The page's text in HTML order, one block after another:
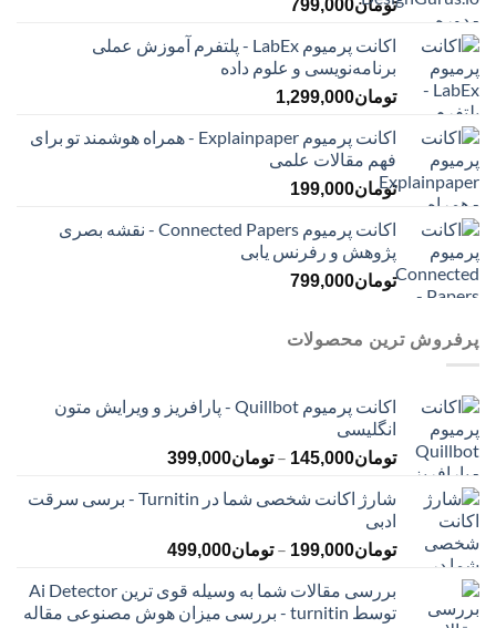
تومان799,000
اکانت پرمیوم LabEx - پلتفرم آموزش عملی
برنامه‌نویسی و علوم داده
تومان1,299,000
اکانت پرمیوم Explainpaper - همراه هوشمند تو برای
فهم مقالات علمی
تومان199,000
اکانت پرمیوم Connected Papers - نقشه بصری
پژوهش و رفرنس یابی
تومان799,000
پرفروش ترین محصولات
اکانت پرمیوم Quillbot - پارافریز و ویرایش متون
انگلیسی
تومان145,000
– تومان399,000محدوده
تومان145,000
تومان399,000
شارژ اکانت شخصی شما در Turnitin - برسی سرقت
ادبی
تومان199,000
– تومان499,000محدوده
تومان199,000
تا
بررسی مقالات شما به وسیله قوی ترین Ai Detector
توسط turnitin - بررسی میزان هوش مصنوعی مقاله